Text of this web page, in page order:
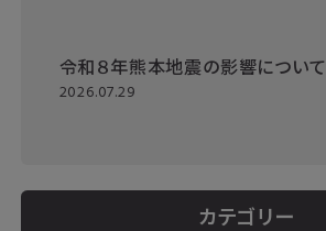
令和８年熊本地震の影響について
2026.07.29
カテゴリー